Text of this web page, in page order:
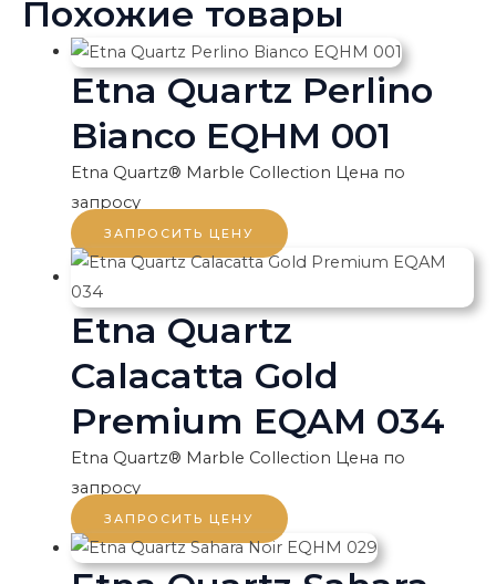
Похожие товары
Etna Quartz Perlino
Bianco EQHM 001
Etna Quartz® Marble Collection Цена по
запросу
ЗАПРОСИТЬ ЦЕНУ
Etna Quartz
Calacatta Gold
Premium EQAM 034
Etna Quartz® Marble Collection Цена по
запросу
ЗАПРОСИТЬ ЦЕНУ